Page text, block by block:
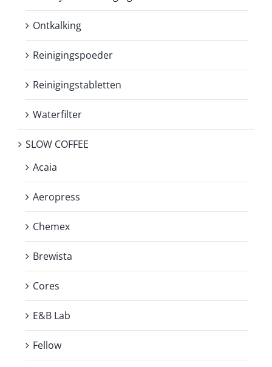
Ontkalking
Reinigingspoeder
Reinigingstabletten
Waterfilter
SLOW COFFEE
Acaia
Aeropress
Chemex
Brewista
Cores
E&B Lab
Fellow